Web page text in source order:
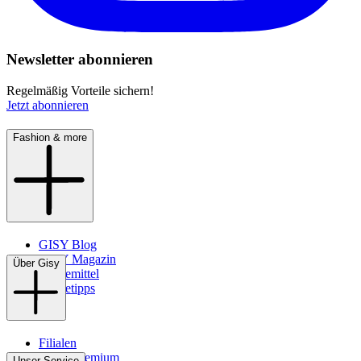
Newsletter abonnieren
Regelmäßig Vorteile sichern!
Jetzt abonnieren
Fashion & more
GISY Blog
GISY Magazin
Pflegemittel
Pflegetipps
Über Gisy
Filialen
WMS-Premium